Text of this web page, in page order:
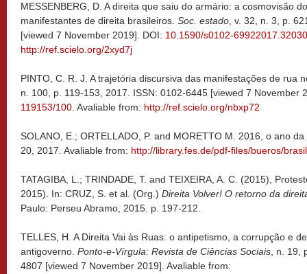
MESSENBERG, D. A direita que saiu do armário: a cosmovisão
manifestantes de direita brasileiros. Soc. estado , v. 32, n. 3, p.
[viewed 7 November 2019]. DOI: 10.1590/s0102-
http://ref.scielo.org/2xyd7j
PINTO, C. R. J. A trajetória discursiva das manifestações de rua
n. 100, p. 119-153, 2017. ISSN: 0102-6445 [viewed 7 November
119153/100 . Avaliable from: http://ref.scielo.org/nbxp72
SOLANO, E.; ORTELLADO, P. and MORETTO M. 2016, o ano
20, 2017. Avaliable from: http://library.fes.de/pdf-files/bueros/
TATAGIBA, L.; TRINDADE, T. and TEIXEIRA, A. C. (2015),
2015). In: CRUZ, S. et al. (Org.) Direita Volver! O retorno da
Paulo: Perseu Abramo, 2015. p. 197-212.
TELLES, H. A Direita Vai às Ruas: o antipetismo, a corrupção e
antigoverno. Ponto-e-Vírgula: Revista de Ciências Sociais , n.
4807 [viewed 7 November 2019]. Avaliable from: